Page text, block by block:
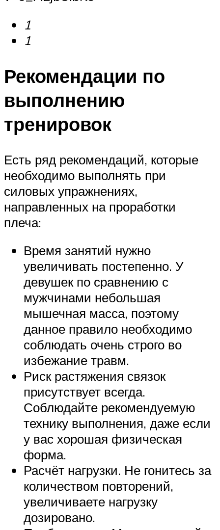
1
1
Рекомендации по
выполнению
тренировок
Есть ряд рекомендаций, которые
необходимо выполнять при
силовых упражнениях,
направленных на проработки
плеча:
Время занятий нужно
увеличивать постепенно. У
девушек по сравнению с
мужчинами небольшая
мышечная масса, поэтому
данное правило необходимо
соблюдать очень строго во
избежание травм.
Риск растяжения связок
присутствует всегда.
Соблюдайте рекомендуемую
технику выполнения, даже если
у вас хорошая физическая
форма.
Расчёт нагрузки. Не гонитесь за
количеством повторений,
увеличиваете нагрузку
дозировано.